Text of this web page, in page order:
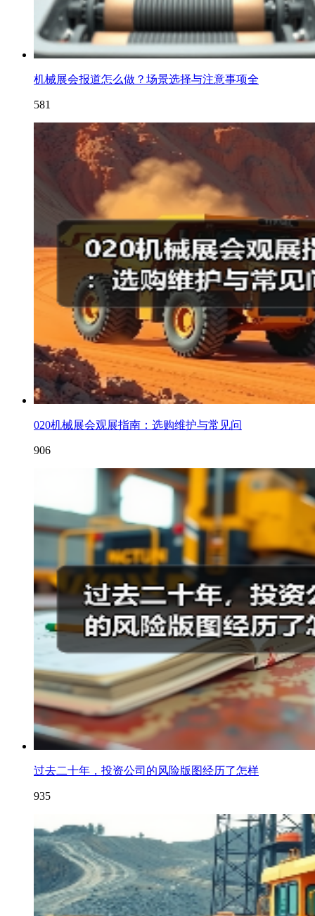
机械展会报道怎么做？场景选择与注意事项全
581
020机械展会观展指南：选购维护与常见问
906
过去二十年，投资公司的风险版图经历了怎样
935